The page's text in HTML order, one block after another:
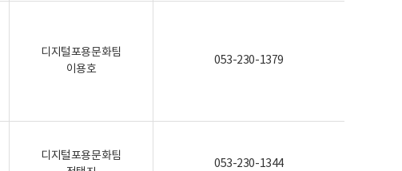
디지털포용문화팀
이용호
053-230-1379
디지털포용문화팀
053-230-1344